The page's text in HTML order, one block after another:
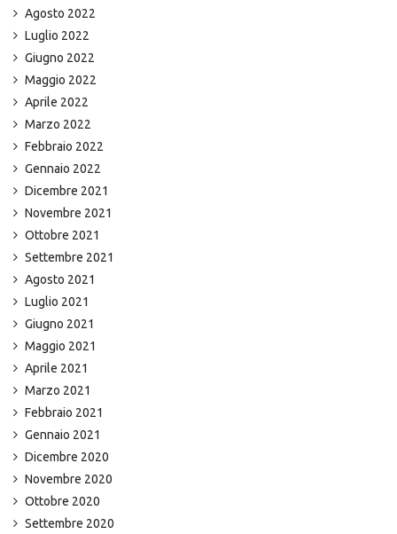
Agosto 2022
Luglio 2022
Giugno 2022
Maggio 2022
Aprile 2022
Marzo 2022
Febbraio 2022
Gennaio 2022
Dicembre 2021
Novembre 2021
Ottobre 2021
Settembre 2021
Agosto 2021
Luglio 2021
Giugno 2021
Maggio 2021
Aprile 2021
Marzo 2021
Febbraio 2021
Gennaio 2021
Dicembre 2020
Novembre 2020
Ottobre 2020
Settembre 2020